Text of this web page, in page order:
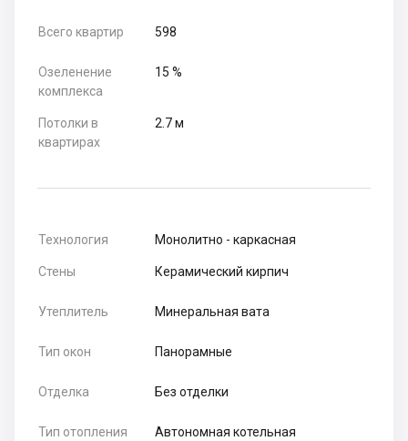
Всего квартир 598
Озеленение
комплекса
15 %
Потолки в
квартирах
2.7 м
Технология Монолитно - каркасная
Стены Керамический кирпич
Утеплитель Минеральная вата
Тип окон Панорамные
Отделка Без отделки
Тип отопления Автономная котельная